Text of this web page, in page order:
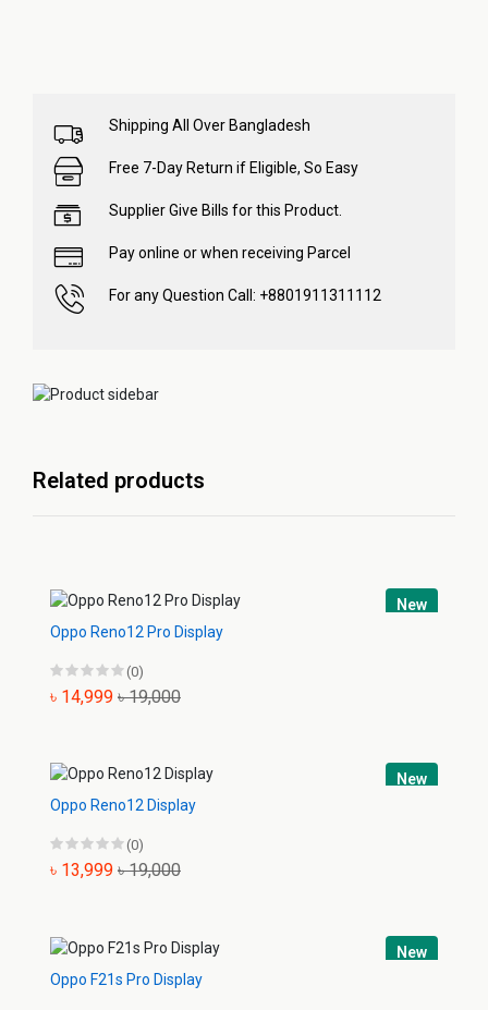
Shipping All Over Bangladesh
Free 7-Day Return if Eligible, So Easy
Supplier Give Bills for this Product.
Pay online or when receiving Parcel
For any Question Call: +8801911311112
Related products
New
Oppo Reno12 Pro Display
(0)
৳ 14,999 ৳ 19,000
New
Oppo Reno12 Display
(0)
৳ 13,999 ৳ 19,000
New
Oppo F21s Pro Display